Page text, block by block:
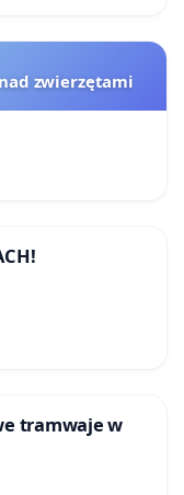
zwierzętami
tramwaje w